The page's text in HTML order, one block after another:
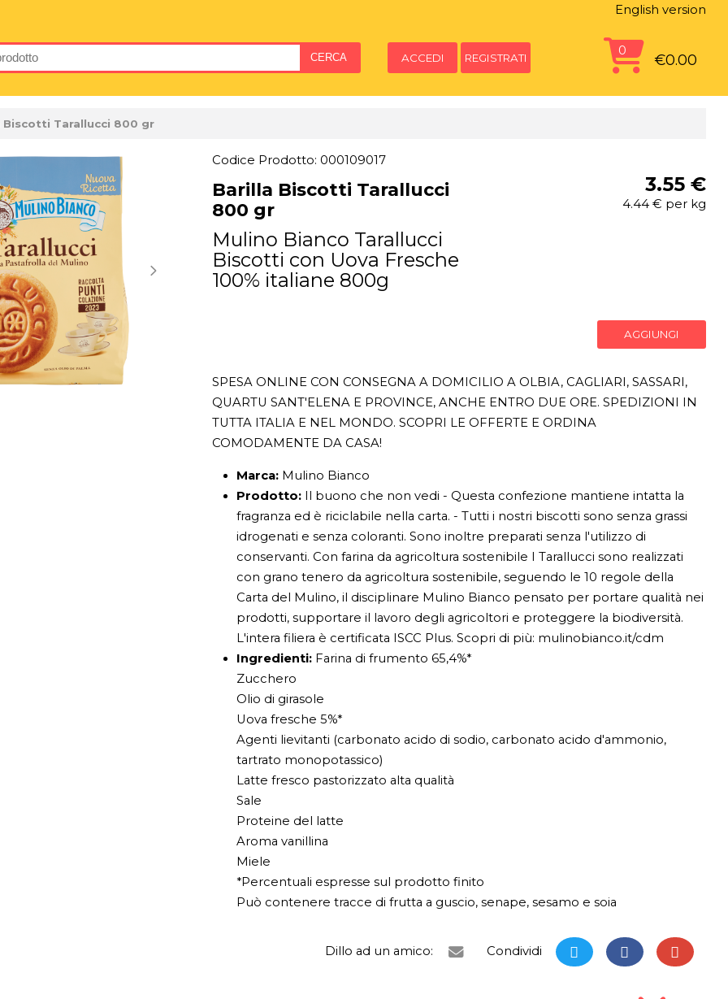
English version
ACCEDI REGISTRATI
0
€0.00
Biscotti Tarallucci 800 gr
Codice Prodotto: 000109017
Barilla Biscotti Tarallucci
800 gr
Mulino Bianco Tarallucci
Biscotti con Uova Fresche
100% italiane 800g
3.55 €
4.44 € per kg
AGGIUNGI
SPESA ONLINE CON CONSEGNA A DOMICILIO A OLBIA, CAGLIARI, SASSARI,
QUARTU SANT'ELENA E PROVINCE, ANCHE ENTRO DUE ORE. SPEDIZIONI IN
TUTTA ITALIA E NEL MONDO. SCOPRI LE OFFERTE E ORDINA
COMODAMENTE DA CASA!
Marca:Mulino Bianco
Prodotto:Il buono che non vedi - Questa confezione mantiene intatta la
fragranza ed è riciclabile nella carta. - Tutti i nostri biscotti sono senza grassi
idrogenati e senza coloranti. Sono inoltre preparati senza l'utilizzo di
conservanti. Con farina da agricoltura sostenibile I Tarallucci sono realizzati
con grano tenero da agricoltura sostenibile, seguendo le 10 regole della
Carta del Mulino, il disciplinare Mulino Bianco pensato per portare qualità nei
prodotti, supportare il lavoro degli agricoltori e proteggere la biodiversità.
L'intera filiera è certificata ISCC Plus. Scopri di più: mulinobianco.it/cdm
Ingredienti: Farina di frumento 65,4%*
Zucchero
Olio di girasole
Uova fresche 5%*
Agenti lievitanti (carbonato acido di sodio, carbonato acido d'ammonio,
tartrato monopotassico)
Latte fresco pastorizzato alta qualità
Sale
Proteine del latte
Aroma vanillina
Miele
*Percentuali espresse sul prodotto finito
Può contenere tracce di frutta a guscio, senape, sesamo e soia
Dillo ad un amico: Condividi